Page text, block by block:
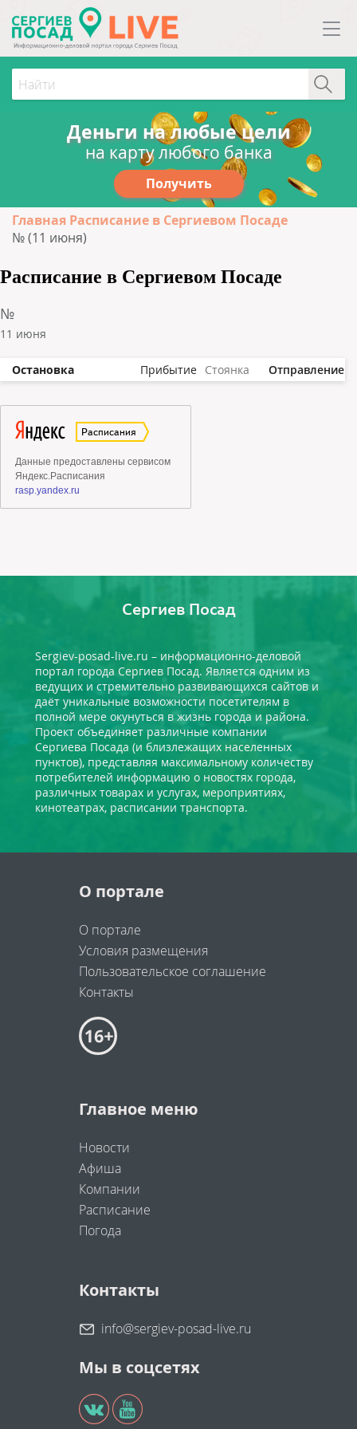
Деньги на любые цели
на карту любого банка
Получить
Главная Расписание в Сергиевом Посаде
№ (11 июня)
Расписание в Сергиевом Посаде
№
11 июня
Остановка Прибытие Стоянка Отправление
Сергиев Посад
Sergiev-posad-live.ru – информационно-деловой
портал города Сергиев Посад. Является одним из
ведущих и стремительно развивающихся сайтов и
даёт уникальные возможности посетителям в
полной мере окунуться в жизнь города и района.
Проект объединяет различные компании
Сергиева Посада (и близлежащих населенных
пунктов), представляя максимальному количеству
потребителей информацию о новостях города,
различных товарах и услугах, мероприятиях,
кинотеатрах, расписании транспорта.
О портале
О портале
Условия размещения
Пользовательское соглашение
Контакты
Главное меню
Новости
Афиша
Компании
Расписание
Погода
Контакты
info@sergiev-posad-live.ru
Мы в соцсетях